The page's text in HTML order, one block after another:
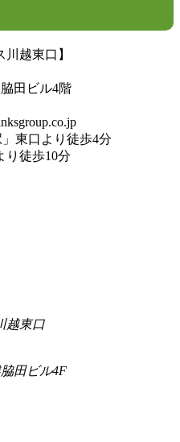
越東口】
田ビル4階
東口より徒歩4分
り徒歩10分
越東口
田ビル4F